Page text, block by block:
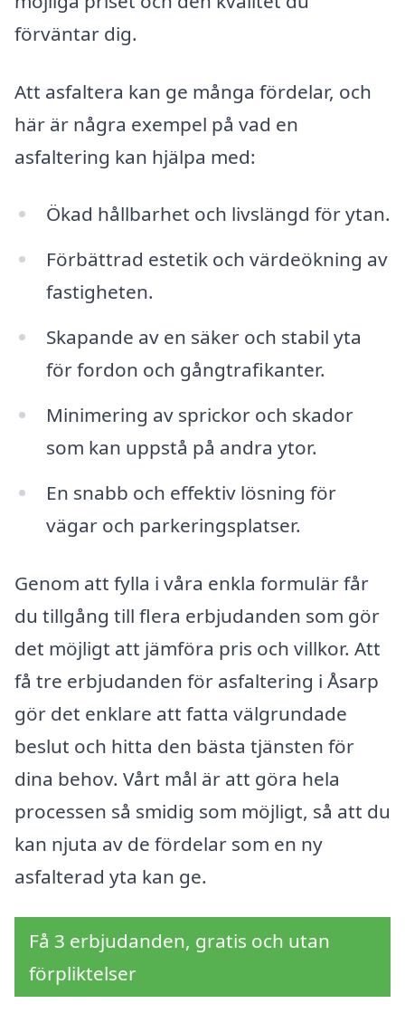
förväntar dig.
Att asfaltera kan ge många fördelar, och
här är några exempel på vad en
asfaltering kan hjälpa med:
Ökad hållbarhet och livslängd för ytan.
Förbättrad estetik och värdeökning av
fastigheten.
Skapande av en säker och stabil yta
för fordon och gångtrafikanter.
Minimering av sprickor och skador
som kan uppstå på andra ytor.
En snabb och effektiv lösning för
vägar och parkeringsplatser.
Genom att fylla i våra enkla formulär får
du tillgång till flera erbjudanden som gör
det möjligt att jämföra pris och villkor. Att
få tre erbjudanden för asfaltering i Åsarp
gör det enklare att fatta välgrundade
beslut och hitta den bästa tjänsten för
dina behov. Vårt mål är att göra hela
processen så smidig som möjligt, så att du
kan njuta av de fördelar som en ny
asfalterad yta kan ge.
Få 3 erbjudanden, gratis och utan
förpliktelser